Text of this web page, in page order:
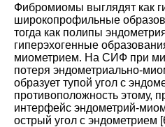
Фибромиомы выглядят как
широкопрофильные
тогда как полипы
гиперэхогенные
миометрием. На СИФ при
потеря эндометриально-
образует тупой угол с
противоположность этому,
интерфейс эндометрий-
острый угол с эндометрием [